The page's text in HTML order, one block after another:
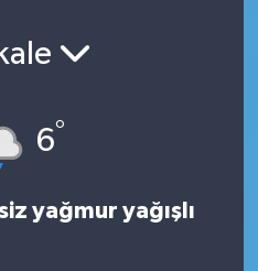
6°
yağmur yağışlı